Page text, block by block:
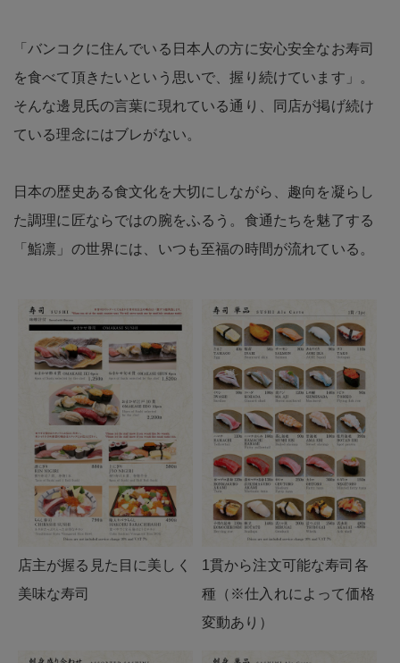
「バンコクに住んでいる日本人の方に安心安全なお寿司
を食べて頂きたいという思いで、握り続けています」。
そんな邊見氏の言葉に現れている通り、同店が掲げ続け
ている理念にはブレがない。
日本の歴史ある食文化を大切にしながら、趣向を凝らし
た調理に匠ならではの腕をふるう。食通たちを魅了する
「鮨凛」の世界には、いつも至福の時間が流れている。
店主が握る見た目に美しく
美味な寿司
1貫から注文可能な寿司各
種（※仕入れによって価格
変動あり）